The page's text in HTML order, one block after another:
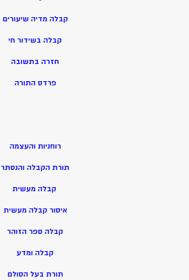
קבלה מדיה שיעורים
קבלה בשידור חי
חזרה בתשובה
פרדס התורה
רוחניות והעצמה
תורת הקבלה והנסתר
קבלה מעשית
איסור קבלה מעשית
קבלה ספר הזוהר
קבלה ומדע
תורת בעל הסולם